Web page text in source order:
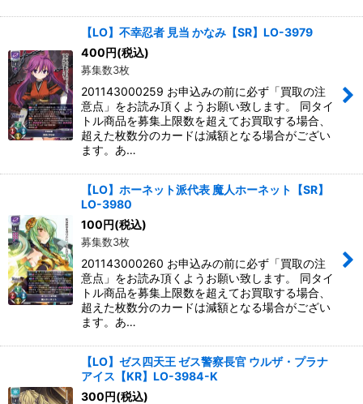
【LO】不幸忍者 見当 かなみ【SR】LO-3979
400円(税込)
募集数3枚
201143000259 お申込みの前に必ず「買取の注
意点」をお読み頂くようお願い致します。 同タイ
トル商品を募集上限数を超えてお買取する場合、
超えた枚数分のカードは減額となる場合がござい
ます。あ…
【LO】ホーネット派代表 魔人ホーネット【SR】
LO-3980
100円(税込)
募集数3枚
201143000260 お申込みの前に必ず「買取の注
意点」をお読み頂くようお願い致します。 同タイ
トル商品を募集上限数を超えてお買取する場合、
超えた枚数分のカードは減額となる場合がござい
ます。あ…
【LO】ゼス四天王 ゼス警察長官 ウルザ・プラナ
アイス【KR】LO-3984-K
300円(税込)